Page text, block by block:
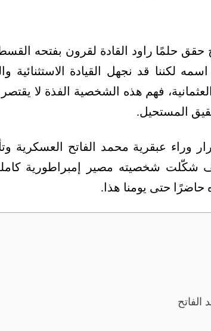
حلمًا راود القادة لقرون بفتحه
لكننا قد نجهل القيادة الاستثنائية
فهم هذه الشخصية الفذة لا
المستحيل.
وراء عبقرية محمد الفاتح العسكرية
شكّلت شخصيته مصير إمبراطورية
حاضرًا حتى يومنا هذا.
الفاتح